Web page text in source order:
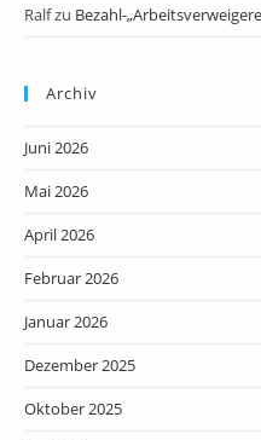
Ralfzu Bezahl-
Archiv
Juni 2026
Mai 2026
April 2026
Februar 2026
Januar 2026
Dezember 2025
Oktober 2025